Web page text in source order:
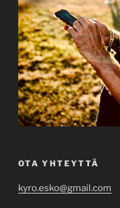
OTA YHTEYTTÄ
kyro.esko@gmail.com